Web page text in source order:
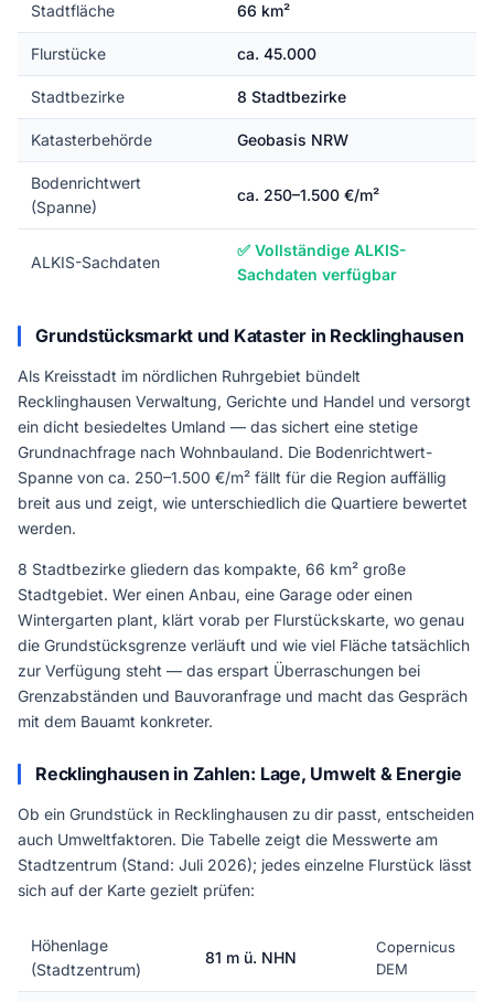
Stadtfläche 66 km²
Flurstücke ca. 45.000
Stadtbezirke 8 Stadtbezirke
Katasterbehörde Geobasis NRW
Bodenrichtwert
(Spanne)
ca. 250–1.500 €/m²
ALKIS-Sachdaten
✅ Vollständige ALKIS-
Sachdaten verfügbar
Grundstücksmarkt und Kataster in Recklinghausen
Als Kreisstadt im nördlichen Ruhrgebiet bündelt
Recklinghausen Verwaltung, Gerichte und Handel und versorgt
ein dicht besiedeltes Umland — das sichert eine stetige
Grundnachfrage nach Wohnbauland. Die Bodenrichtwert-
Spanne von ca. 250–1.500 €/m² fällt für die Region auffällig
breit aus und zeigt, wie unterschiedlich die Quartiere bewertet
werden.
8 Stadtbezirke gliedern das kompakte, 66 km² große
Stadtgebiet. Wer einen Anbau, eine Garage oder einen
Wintergarten plant, klärt vorab per Flurstückskarte, wo genau
die Grundstücksgrenze verläuft und wie viel Fläche tatsächlich
zur Verfügung steht — das erspart Überraschungen bei
Grenzabständen und Bauvoranfrage und macht das Gespräch
mit dem Bauamt konkreter.
Recklinghausen in Zahlen: Lage, Umwelt & Energie
Ob ein Grundstück in Recklinghausen zu dir passt, entscheiden
auch Umweltfaktoren. Die Tabelle zeigt die Messwerte am
Stadtzentrum (Stand: Juli 2026); jedes einzelne Flurstück lässt
sich auf der Karte gezielt prüfen:
Höhenlage
(Stadtzentrum)
81 m ü. NHN
Copernicus
DEM